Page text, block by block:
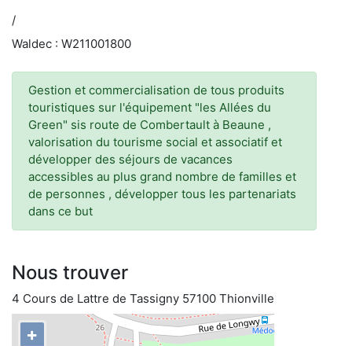
/
Waldec : W211001800
Gestion et commercialisation de tous produits
touristiques sur l'équipement "les Allées du
Green" sis route de Combertault à Beaune ,
valorisation du tourisme social et associatif et
développer des séjours de vacances
accessibles au plus grand nombre de familles et
de personnes , développer tous les partenariats
dans ce but
Nous trouver
4 Cours de Lattre de Tassigny 57100 Thionville
+